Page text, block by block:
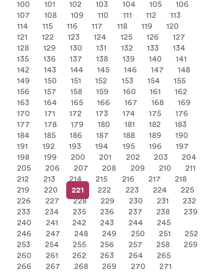
100
101 102 103 104 105
106
107
108 109 110 111 112
113
114
115 116 117 118 119
120
121
122 123 124 125 126
127
128
129 130 131 132 133
134
135
136 137 138 139 140
141
142
143 144 145 146 147
148
149
150 151 152 153 154
155
156
157 158 159 160 161
162
163
164 165 166 167 168
169
170
171 172 173 174 175
176
177
178 179 180 181 182
183
184
185 186 187 188 189
190
191
192 193 194 195 196
197
198
199 200 201 202 203
204
205
206 207 208 209 210
211
212
213 214 215 216 217
218
219
220 221 222 223 224
225
226
227 228 229 230 231
232
233
234 235 236 237 238
239
240
241 242 243 244
245
246
247 248 249 250 251
252
253
254 255 256 257 258
259
260
261 262 263 264
265
266
267 268 269 270
271